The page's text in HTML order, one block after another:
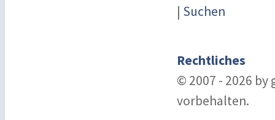
| Suchen
Rechtliches
© 2007 - 2026 by
vorbehalten.